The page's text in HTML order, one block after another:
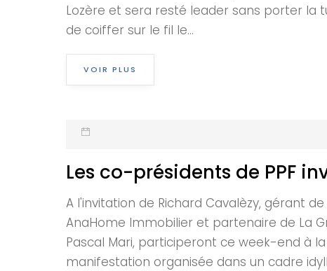
Lozère et sera resté leader sans porter la
de coiffer sur le fil le...
VOIR PLUS
Les co-présidents de PPF
A l'invitation de Richard Cavalèzy, gérant
AnaHome Immobilier et partenaire de La
Pascal Mari, participeront ce week-end à
manifestation organisée dans un cadre